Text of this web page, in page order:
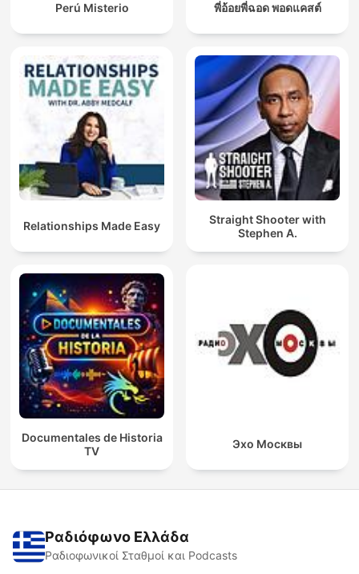
Perú Misterio พี่อ้อยพี่ฉอด พอดแคสต์
Relationships Made Easy
Straight Shooter with
Stephen A.
Documentales de Historia
TV
Эхо Москвы
Ραδιόφωνο Ελλάδα
Ραδιοφωνικοί Σταθμοί και Podcasts